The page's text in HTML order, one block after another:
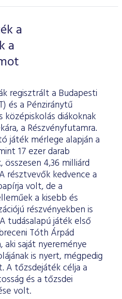
a
a
regisztrált a Budapesti
és a Pénziránytű
diákoknak
a Részvényfutamra.
játék mérlege alapján a
17 ezer darab
4,36 milliárd
résztvevők kedvence a
volt, de a
a kisebb és
részvényekben is
tudásalapú játék első
Tóth Árpád
aki saját nyereménye
is nyert, mégpedig
tőzsdejáték célja a
és a tőzsdei
volt.